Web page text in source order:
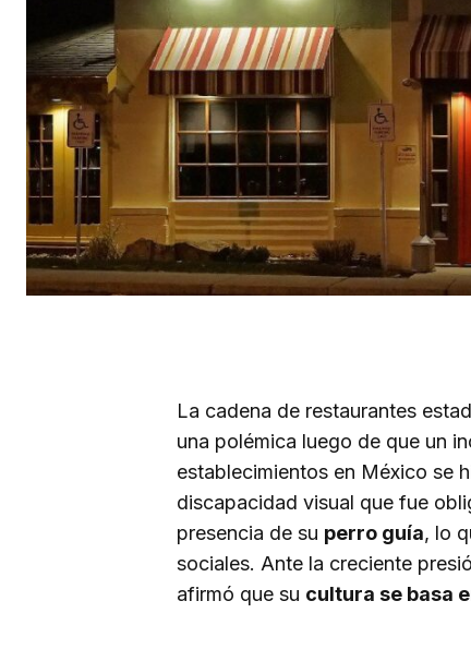
La cadena de restaurantes
una polémica luego de que un
establecimientos en México se
discapacidad visual que fue
presencia de su perro guía, lo
sociales. Ante la creciente
afirmó que su cultura se basa